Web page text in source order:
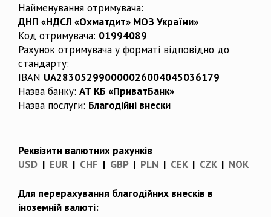
Найменування отримувача:
ДНП «НДСЛ «Охматдит» МОЗ України»
Код отримувача: 01994089
Рахунок отримувача у форматі відповідно до
стандарту:
IBAN UA283052990000026004045036179
Назва банку: АТ КБ «ПриватБанк»
Назва послуги: Благодійні внески
Реквізити валютних рахунків
USD | EUR | CHF | GBP| PLN | CEK| CZK| NOK
Для перерахування благодійних внесків в
іноземній валюті: